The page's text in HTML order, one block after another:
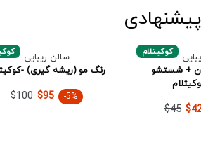
کوکیتلام
+ شستشو
$45
سالن زیبایی
رنگ مو (ریشه گیری) -
$100 $95 -5%